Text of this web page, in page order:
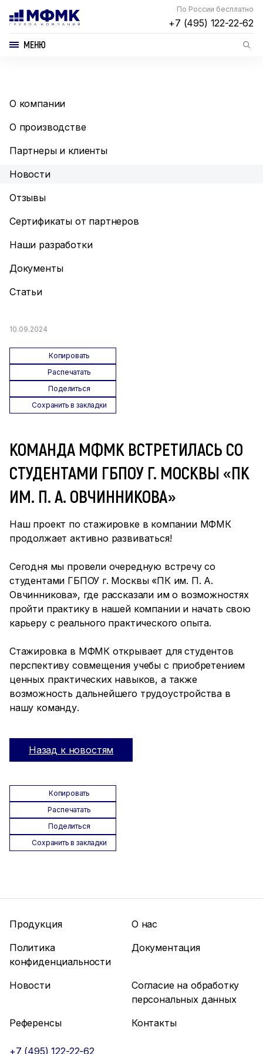
По России бесплатно
+7 (495) 122-22-62
МЕНЮ
О компании
О производстве
Партнеры и клиенты
Новости
Отзывы
Сертификаты от партнеров
Наши разработки
Документы
Статьи
10.09.2024
Копировать
Распечатать
Поделиться
Сохранить в закладки
КОМАНДА МФМК ВСТРЕТИЛАСЬ СО
СТУДЕНТАМИ ГБПОУ Г. МОСКВЫ «ПК
ИМ. П. А. ОВЧИННИКОВА»
Наш проект по стажировке в компании МФМК
продолжает активно развиваться!
Сегодня мы провели очередную встречу со
студентами ГБПОУ г. Москвы «ПК им. П. А.
Овчинникова», где рассказали им о возможностях
пройти практику в нашей компании и начать свою
карьеру с реального практического опыта.
Стажировка в МФМК открывает для студентов
перспективу совмещения учебы с приобретением
ценных практических навыков, а также
возможность дальнейшего трудоустройства в
нашу команду.
Назад к новостям
Копировать
Распечатать
Поделиться
Сохранить в закладки
Продукция
О нас
Политика
конфиденциальности
Документация
Новости
Согласие на обработку
персональных данных
Референсы
Контакты
+7 (495) 122-22-62